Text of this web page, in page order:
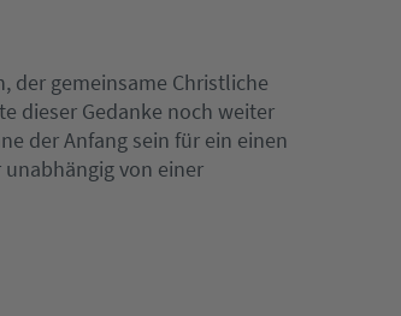
der gemeinsame Christliche
dieser Gedanke noch weiter
der Anfang sein für ein einen
von einer